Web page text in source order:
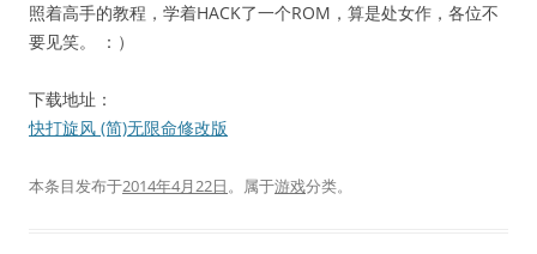
照着高手的教程，学着HACK了一个ROM，算是处女作，各位不
要见笑。 ：）
下载地址：
快打旋风 (简)无限命修改版
本条目发布于2014年4月22日。属于游戏分类。